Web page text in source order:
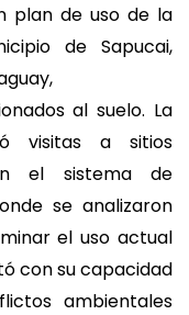
plan de uso de la
de Sapucai,
al suelo. La
visitas a sitios
el sistema de
se analizaron
el uso actual
con su capacidad
ambientales